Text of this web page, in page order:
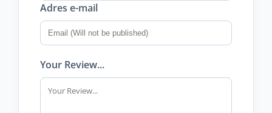
Adres e-mail
Your Review...